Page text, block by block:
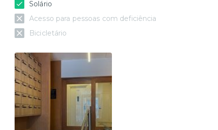
Solário
Acesso para pessoas com deficiência
Bicicletário